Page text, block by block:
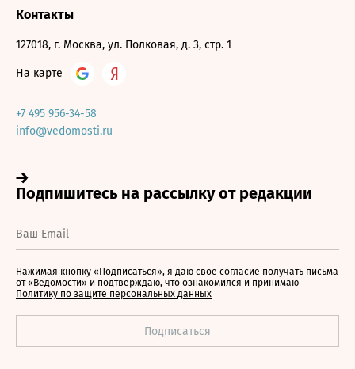
Контакты
127018, г. Москва, ул. Полковая, д. 3, стр. 1
На карте
+7 495 956-34-58
info@vedomosti.ru
Нажимая кнопку «Подписаться», я даю свое согласие получать письма
от «Ведомости» и подтверждаю, что ознакомился и принимаю
Политику по защите персональных данных